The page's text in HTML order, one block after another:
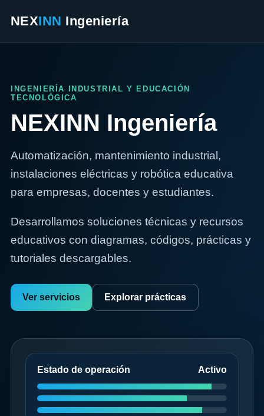
NEXINN Ingeniería
INGENIERÍA INDUSTRIAL Y EDUCACIÓN
TECNOLÓGICA
NEXINN Ingeniería
Automatización, mantenimiento industrial,
instalaciones eléctricas y robótica educativa
para empresas, docentes y estudiantes.
Desarrollamos soluciones técnicas y recursos
educativos con diagramas, códigos, prácticas y
tutoriales descargables.
Ver servicios Explorar prácticas
Estado de operación Activo